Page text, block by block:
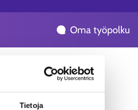
Tietoja
Oma työpolku